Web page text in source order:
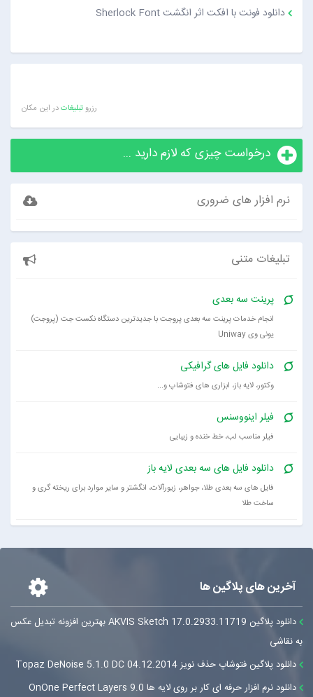
دانلود فونت با افکت اثر انگشت Sherlock Font
رزروتبلیغاتدر این مکان
درخواست چیزی که لازم دارید ...
نرم افزار های ضروری
تبلیغات متنی
پرینت سه بعدی
انجام خدمات پرینت سه بعدی پروجت با جدیدترین دستگاه نکست جت (پروجت)
یونی وی Uniway
دانلود فایل های گرافیکی
وکتور، لایه باز، ابزاری های فتوشاپ و...
فیلر اینووسنس
فیلر مناسب لب، خط خنده و زیبایی
دانلود فایل های سه بعدی لایه باز
فایل های سه بعدی طلا، جواهر، زیورآلات، انگشتر و سایر موارد برای ریخته گری و
ساخت طلا
آخرین های پلاگین ها
دانلود پلاگین AKVIS Sketch 17.0.2933.11719 بهترین افزونه تبدیل عکس
به نقاشی
دانلود پلاگین فتوشاپ حذف نویز Topaz DeNoise 5.1.0 DC 04.12.2014
دانلود نرم افزار حرفه ای کار بر روی لایه ها OnOne Perfect Layers 9.0